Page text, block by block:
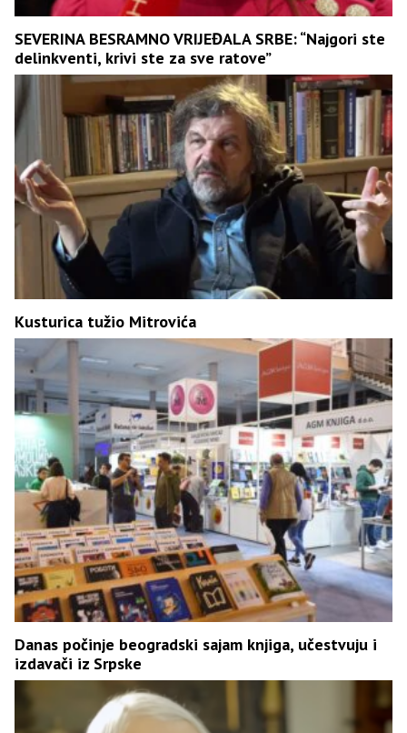
SEVERINA BESRAMNO VRIJEĐALA SRBE: “Najgori ste
delinkventi, krivi ste za sve ratove”
Kusturica tužio Mitrovića
Danas počinje beogradski sajam knjiga, učestvuju i
izdavači iz Srpske